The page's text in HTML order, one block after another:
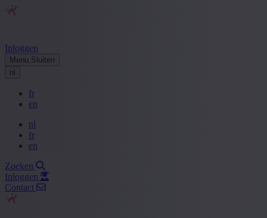
Inloggen
Menu Sluiten
nl
fr
en
nl
fr
en
Zoeken
Inloggen
Contact